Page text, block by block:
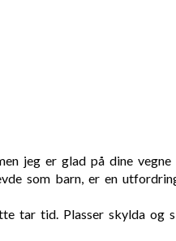
jeg er glad på dine
som barn, er en
tar tid. Plasser skylda og